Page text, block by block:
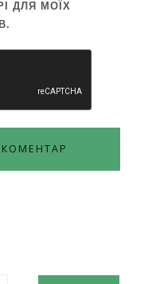
ДЛЯ МОЇХ